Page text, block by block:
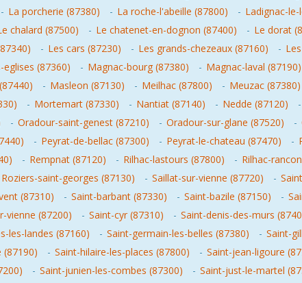
- La porcherie (87380) - La roche-l'abeille (87800) - Ladignac-
chalard (87500) - Le chatenet-en-dognon (87400) - Le dorat
- Les cars (87230) - Les grands-chezeaux (87160) -
eglises (87360) - Magnac-bourg (87380) - Magnac-laval (87190)
- Masleon (87130) - Meilhac (87800) - Meuzac (87380)
- Mortemart (87330) - Nantiat (87140) - Nedde (87120) -
- Oradour-saint-genest (87210) - Oradour-sur-glane (87520) -
- Peyrat-de-bellac (87300) - Peyrat-le-chateau (87470) -
- Rempnat (87120) - Rilhac-lastours (87800) - Rilhac-
Roziers-saint-georges (87130) - Saillat-sur-vienne (87720) -
(87310) - Saint-barbant (87330) - Saint-bazile (87150) -
vienne (87200) - Saint-cyr (87310) - Saint-denis-des-murs
les-landes (87160) - Saint-germain-les-belles (87380) - Saint-
(87190) - Saint-hilaire-les-places (87800) - Saint-jean-ligoure
- Saint-junien-les-combes (87300) - Saint-just-le-martel